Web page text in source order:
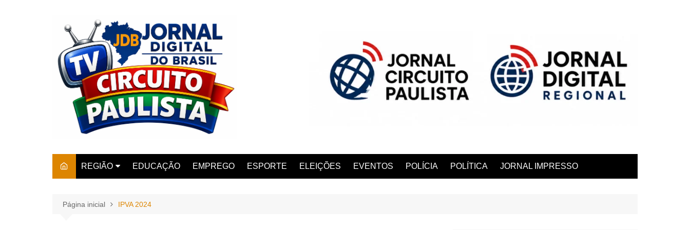
REGIÃO EDUCAÇÃO EMPREGO ESPORTE ELEIÇÕES EVENTOS POLÍCIA POLÍTICA JORNAL IMPRESSO
Página inicial IPVA 2024